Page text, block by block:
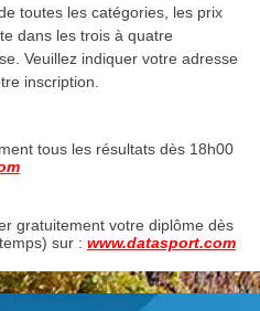
toutes les catégories, les prix
dans les trois à quatre
Veuillez indiquer votre adresse
inscription.
tous les résultats dès 18h00
gratuitement votre diplôme dès
sur : www.datasport.com